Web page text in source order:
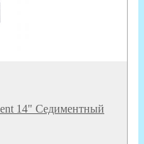
14" Седиментный